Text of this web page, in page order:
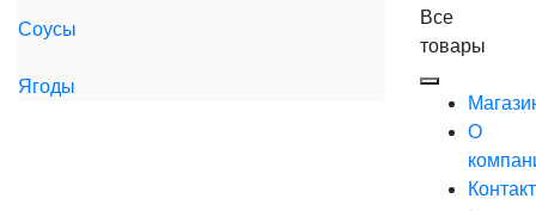
Соусы
Ягоды
Все
товары
О